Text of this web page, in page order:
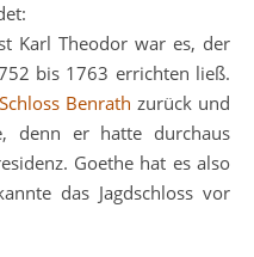
Karl Theodor war es, der
bis 1763 errichten ließ.
Schloss Benrath zurück und
denn er hatte durchaus
Goethe hat es also
das Jagdschloss vor